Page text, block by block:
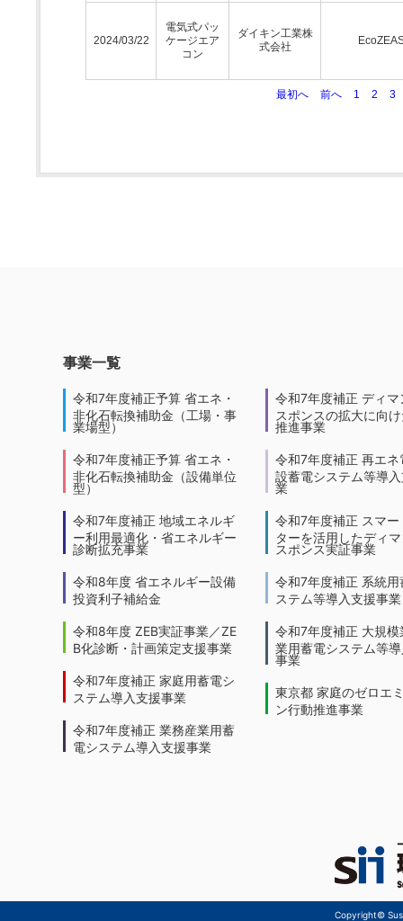
2024/03/22
電気式パッ
ケージエア
コン
ダイキン工業株
式会社
最初へ 前へ 1 2 3
事業一覧
令和7年度補正予算 省エネ・
非化石転換補助金（工場・事
業場型）
令和7年度補正予算 省エネ・
非化石転換補助金（設備単位
型）
令和7年度補正 地域エネルギ
ー利用最適化・省エネルギー
診断拡充事業
令和8年度 省エネルギー設備
投資利子補給金
令和8年度 ZEB実証事業／ZE
B化診断・計画策定支援事業
令和7年度補正 家庭用蓄電シ
ステム導入支援事業
令和7年度補正 業務産業用蓄
電システム導入支援事業
令和7年度補正 ディマ
スポンスの拡大に向
推進事業
令和7年度補正 再エネ
設蓄電システム等導
業
令和7年度補正 スマー
ターを活用したディ
スポンス実証事業
令和7年度補正 系統用
ステム等導入支援事業
令和7年度補正 大規模
業用蓄電システム等
事業
東京都 家庭のゼロエ
ン行動推進事業
Copyright©